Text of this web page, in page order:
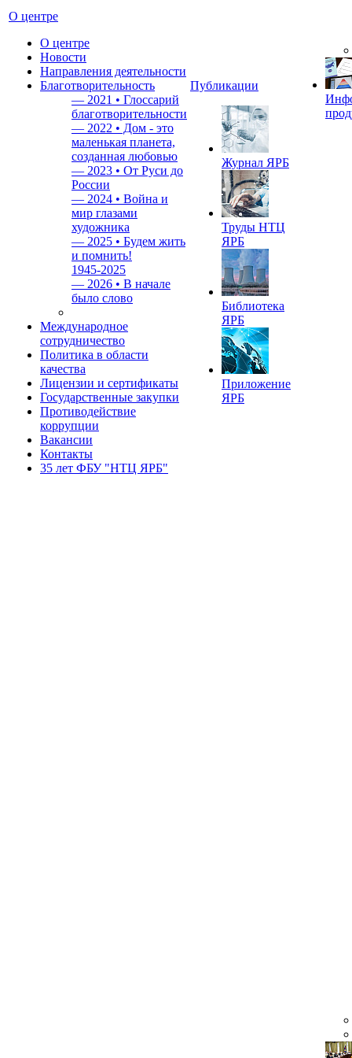
О центре
О центре
Новости
Направления деятельности
Благотворительность
— 2021 • Глоссарий
благотворительности
— 2022 • Дом - это
маленькая планета,
созданная любовью
— 2023 • От Руси до
России
— 2024 • Война и
мир глазами
художника
— 2025 • Будем жить
и помнить!
1945-2025
— 2026 • В начале
было слово
Международное
сотрудничество
Политика в области
качества
Лицензии и сертификаты
Государственные закупки
Противодействие
коррупции
Вакансии
Контакты
35 лет ФБУ "НТЦ ЯРБ"
Публикации
Журнал ЯРБ
Труды НТЦ
ЯРБ
Библиотека
ЯРБ
Приложение
ЯРБ